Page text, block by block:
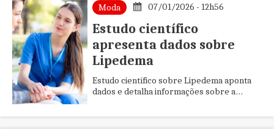
Moda 07/01/2026 - 12h56
Estudo científico
apresenta dados sobre
Lipedema
Estudo científico sobre Lipedema aponta
dados e detalha informações sobre a